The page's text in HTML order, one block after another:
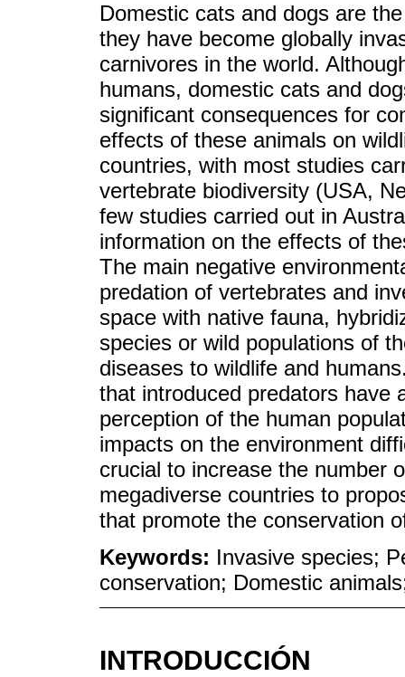
Domestic cats and dogs are
they have become globally
carnivores in the world.
humans, domestic cats and
significant consequences for
effects of these animals on
countries, with most studies
vertebrate biodiversity (USA,
few studies carried out in
information on the effects of
The main negative
predation of vertebrates and
space with native fauna,
species or wild populations of
diseases to wildlife and
that introduced predators have
perception of the human
impacts on the environment
crucial to increase the number
megadiverse countries to
that promote the conservation
Keywords: Invasive species;
conservation; Domestic
INTRODUCCIÓN